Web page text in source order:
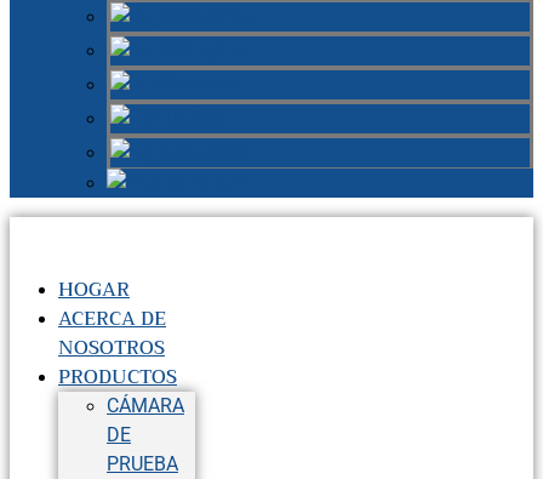
HOGAR
ACERCA DE
NOSOTROS
PRODUCTOS
CÁMARA
DE
PRUEBA